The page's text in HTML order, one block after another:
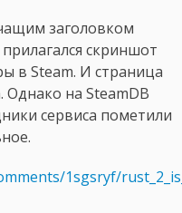
заголовком
прилагался скриншот
в Steam. И страница
Однако на SteamDB
сервиса пометили
1sgsryf/